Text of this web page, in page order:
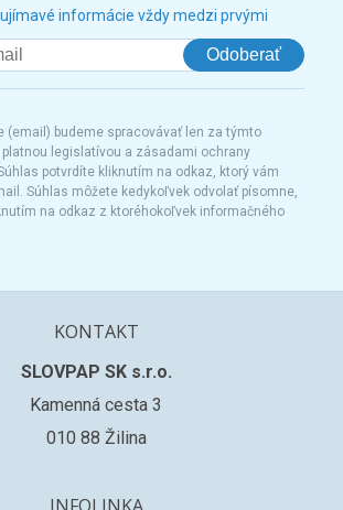
informácie vždy medzi prvými
Odoberať
(email) budeme spracovávať len za týmto
legislatívou a zásadami ochrany
potvrdíte kliknutím na odkaz, ktorý vám
Súhlas môžete kedykoľvek odvolať písomne,
na odkaz z ktoréhokoľvek informačného
KONTAKT
SLOVPAP SK s.r.o.
Kamenná cesta 3
010 88 Žilina